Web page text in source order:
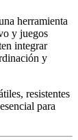
herramienta
y juegos
integrar
y
resistentes
para